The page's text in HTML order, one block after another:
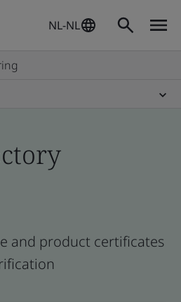
NL-NL
and product certificates